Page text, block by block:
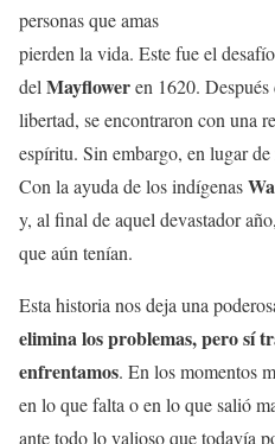
personas que amas
pierden la vida. Este fue el
del Mayfloweren 1620.
libertad, se encontraron con una
espíritu. Sin embargo, en lugar
Con la ayuda de los indígenas
y, al final de aquel devastador
que aún tenían.
Esta historia nos deja una
elimina los problemas, pero sí
enfrentamos. En los momentos
en lo que falta o en lo que salió
ante todo lo valioso que todavía